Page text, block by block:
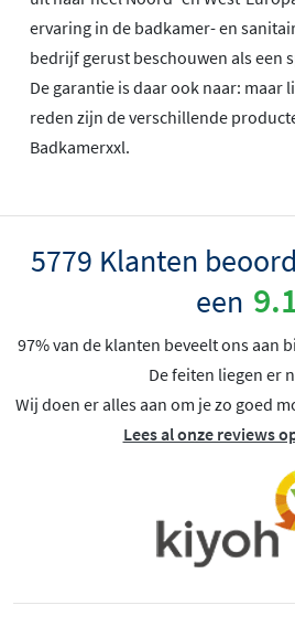
ervaring in de badkamer- en
bedrijf gerust beschouwen als een
De garantie is daar ook naar: maar
reden zijn de verschillende
Badkamerxxl.
5779 Klanten
een
97% van de klanten beveelt ons aan
De feiten liegen er
Wij doen er alles aan om je zo goed
Lees al onze reviews